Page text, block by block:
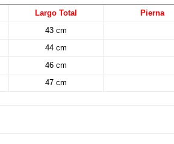
Largo Total
Pierna
43 cm
44 cm
46 cm
47 cm